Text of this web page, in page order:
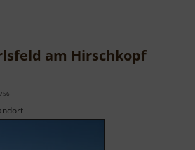
am Hirschkopf